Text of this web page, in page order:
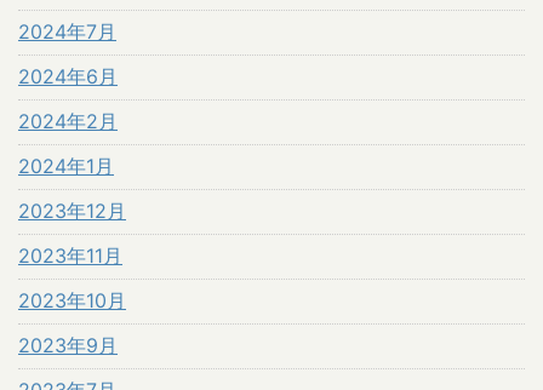
2024年7月
2024年6月
2024年2月
2024年1月
2023年12月
2023年11月
2023年10月
2023年9月